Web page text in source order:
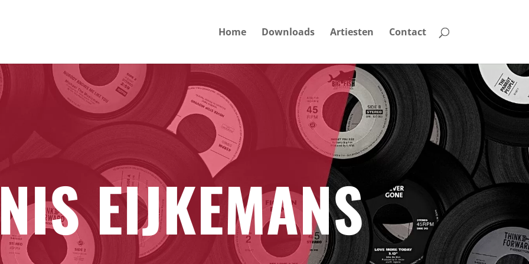
Home Downloads Artiesten Contact
EIJKEMANS